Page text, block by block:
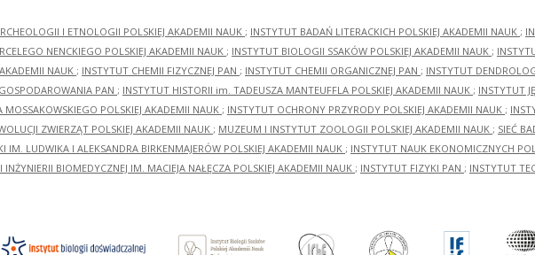
I ETNOLOGII POLSKIEJ AKADEMII NAUK ; INSTYTUT BADAŃ LITERACKICH POLSKIEJ AKADEMII NAUK ;
NENCKIEGO POLSKIEJ AKADEMII NAUK ; INSTYTUT BIOLOGII SSAKÓW POLSKIEJ AKADEMII NAUK ;
NAUK ; INSTYTUT CHEMII FIZYCZNEJ PAN ; INSTYTUT CHEMII ORGANICZNEJ PAN ; INSTYTUT
PAN ; INSTYTUT HISTORII im. TADEUSZA MANTEUFFLA POLSKIEJ AKADEMII NAUK ; INSTYTUT
POLSKIEJ AKADEMII NAUK ; INSTYTUT OCHRONY PRZYRODY POLSKIEJ AKADEMII NAUK ;
ZWIERZĄT POLSKIEJ AKADEMII NAUK ; MUZEUM I INSTYTUT ZOOLOGII POLSKIEJ AKADEMII NAUK ; SIEĆ
IM. LUDWIKA I ALEKSANDRA BIRKENMAJERÓW POLSKIEJ AKADEMII NAUK ; INSTYTUT NAUK EKONOMICZNYCH
BIOMEDYCZNEJ IM. MACIEJA NAŁĘCZA POLSKIEJ AKADEMII NAUK ; INSTYTUT FIZYKI PAN ; INSTYTUT